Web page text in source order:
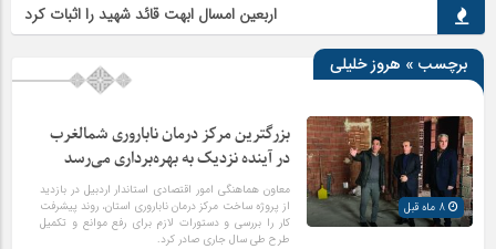
اربعین امسال ابهت قائد شهید را اثبات کرد
برچسب » هروز خلیلی
بزرگترین مرکز درمان ناباروری شمالغرب
در آینده نزدیک به بهره‌برداری می‌رسد
معاون هماهنگی امور اقتصادی استاندار اردبیل در بازدید
از پروژه ساخت مرکز درمان ناباروری استان، روند پیشرفت
کار را بررسی و دستورات لازم برای رفع موانع و تکمیل
طرح طی سال جاری صادر کرد.